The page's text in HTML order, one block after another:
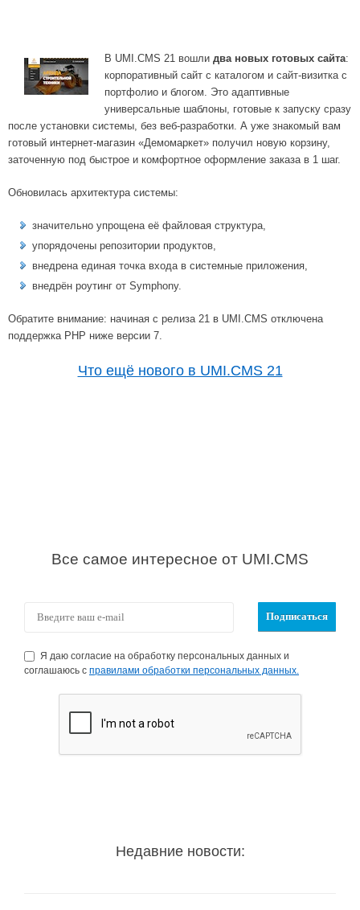
В UMI.CMS 21 вошли два новых готовых сайта:
корпоративный сайт с каталогом и сайт-визитка с
портфолио и блогом. Это адаптивные
универсальные шаблоны, готовые к запуску сразу
после установки системы, без веб-разработки. А уже знакомый вам
готовый интернет-магазин «Демомаркет» получил новую корзину,
заточенную под быстрое и комфортное оформление заказа в 1 шаг.
Обновилась архитектура системы:
значительно упрощена её файловая структура,
упорядочены репозитории продуктов,
внедрена единая точка входа в системные приложения,
внедрён роутинг от Symphony.
Обратите внимание: начиная с релиза 21 в UMI.CMS отключена
поддержка PHP ниже версии 7.
Что ещё нового в UMI.CMS 21
Все самое интересное от UMI.CMS
Я даю согласие на обработку персональных данных и
соглашаюсь с правилами обработки персональных данных.
Недавние новости: